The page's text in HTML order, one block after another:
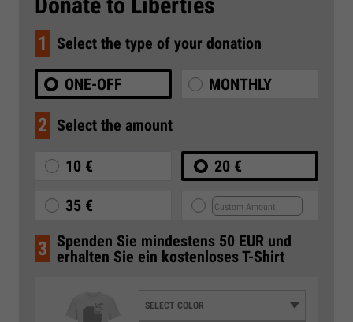
1 Select the type of your donation
ONE-OFF MONTHLY
2 Select the amount
10 € 20 €
35 €
3 Spenden Sie mindestens 50 EUR und
erhalten Sie ein kostenloses T-Shirt